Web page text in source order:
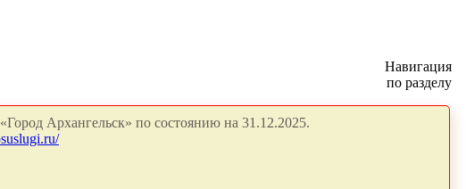
Навигация
по разделу
Архангельск» по состоянию на 31.12.2025.